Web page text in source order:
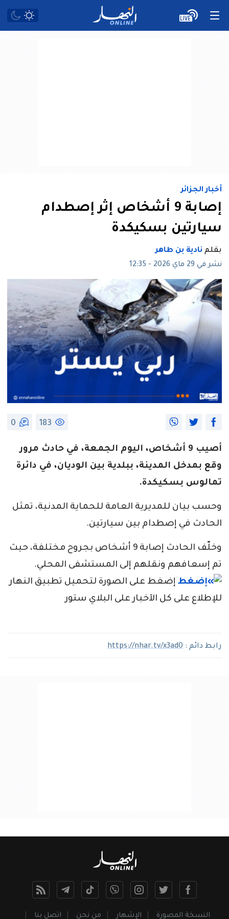
أخبار الجزائر
إصابة 9 أشخاص إثر إصطدام
سيارتين بسكيكدة
بقلم نادية بن طاهر
نشر في 29 ماي 2026 - 12:35
183
0
أصيب 9 أشخاص، اليوم الجمعة، في حادث مرور
وقع بمدخل المدينة، ببلدية بين الوديان، في دائرة
تمالوس بسكيكدة.
وحسب بيان للمديرية العامة للحماية المدنية، تمثل
الحادث في إصطدام بين سيارتين.
وخلّف الحادث إصابة 9 أشخاص بجروح مختلفة، حيث
تم إسعافهم ونقلهم إلى المستشفى المحلي.
إضغط على الصورة لتحميل تطبيق النهار
للإطلاع على كل الآخبار على البلاي ستور
رابط دائم : https://nhar.tv/x3ad0
النسخة المصورة الإشهار من نحن اتصل بنا